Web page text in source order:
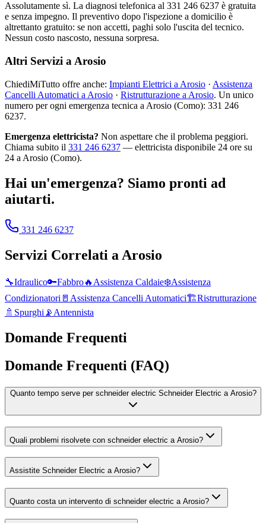
Assolutamente sì. La diagnosi telefonica al 331 246 6237 è gratuita
e senza impegno. Il preventivo dopo l'ispezione a domicilio è
altrettanto gratuito: se non accetti, paghi solo l'uscita del tecnico.
Nessun costo nascosto, nessuna sorpresa.
Altri Servizi a Arosio
ChiediMiTutto offre anche: Impianti Elettrici a Arosio · Assistenza
Cancelli Automatici a Arosio · Ristrutturazione a Arosio. Un unico
numero per ogni emergenza tecnica a Arosio (Como): 331 246
6237.
Emergenza elettricista? Non aspettare che il problema peggiori.
Chiama subito il 331 246 6237 — elettricista disponibile 24 ore su
24 a Arosio (Como).
Hai un'emergenza? Siamo pronti ad
aiutarti.
331 246 6237
Servizi Correlati aArosio
🔧Idraulico🔑Fabbro🔥 Assistenza Caldaie❄️Assistenza
Condizionatori 🚪 Assistenza Cancelli Automatici🏗️Ristrutturazione
🚿 Spurghi 📡 Antennista
Domande Frequenti
Domande Frequenti (FAQ)
Quanto tempo serve per schneider electric Schneider Electric a Arosio?
Quali problemi risolvete con schneider electric a Arosio?
Assistite Schneider Electric a Arosio?
Quanto costa un intervento di schneider electric a Arosio?